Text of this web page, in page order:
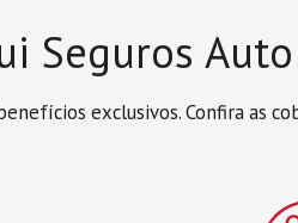
Seguros Auto
exclusivos. Confira as